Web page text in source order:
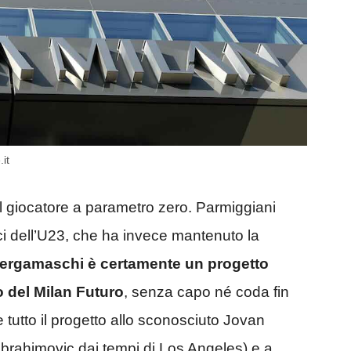
giocatore a parametro zero. Parmiggiani
che ha invece mantenuto la
è certamente un progetto
del Milan Futuro, senza capo né coda fin
il progetto allo sconosciuto Jovan